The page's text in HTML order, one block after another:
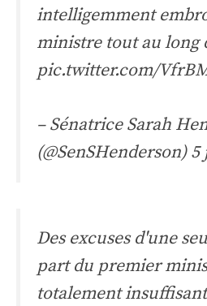
intelligemment
ministre tout au long
pic.twitter.com/
– Sénatrice Sarah
(@SenSHenderson)5
Des excuses d'une
part du premier
totalement